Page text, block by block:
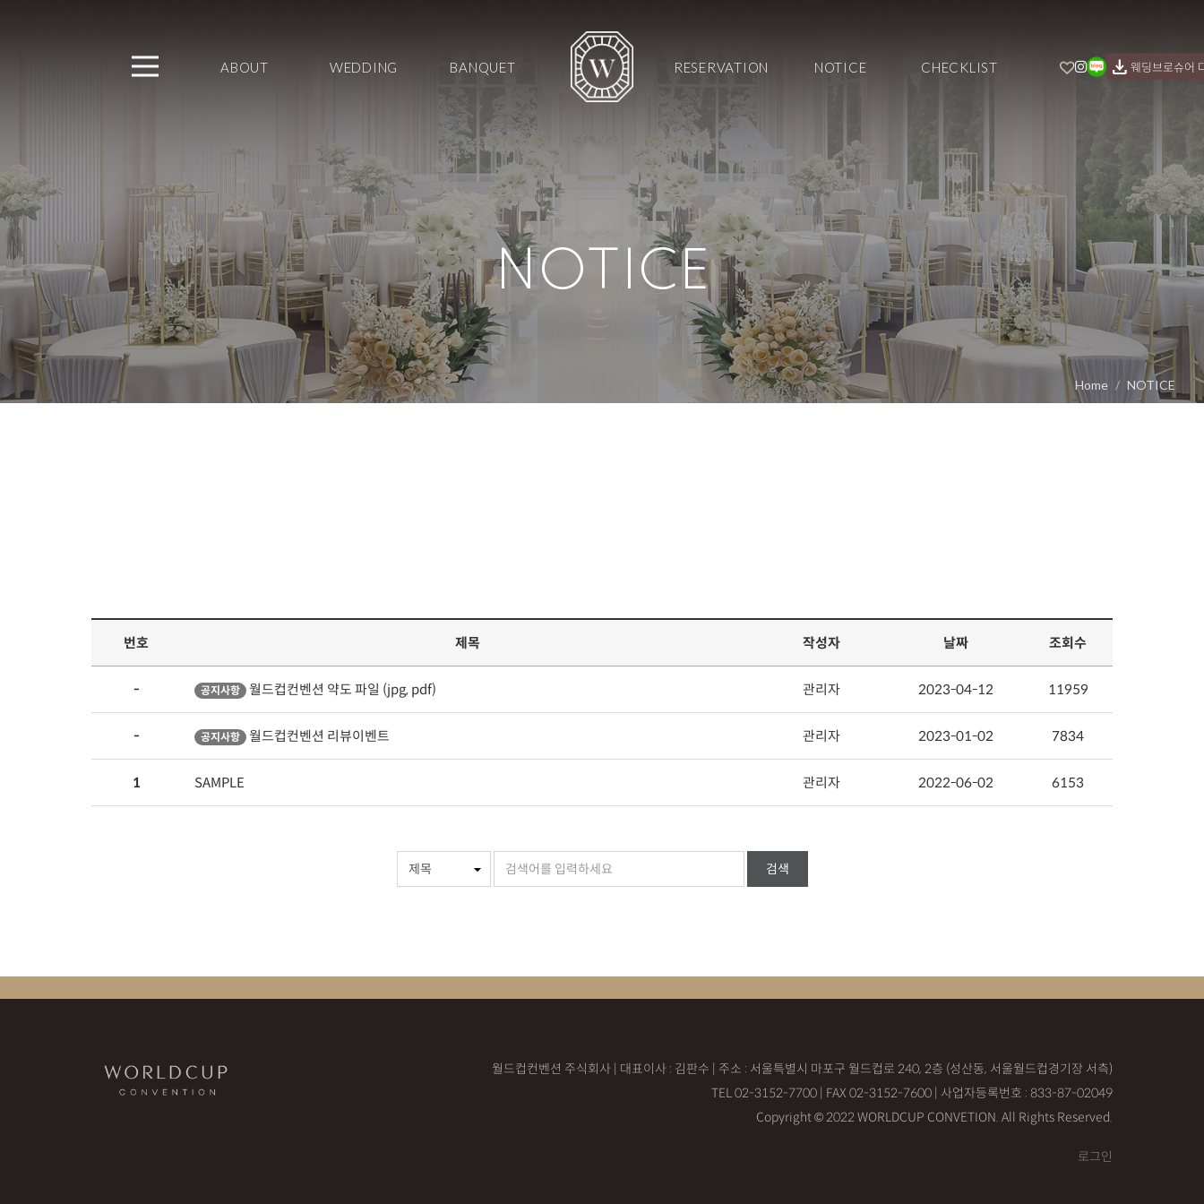
ABOUT WEDDING BANQUET RESERVATION NOTICE CHECKLIST download 웨딩브로슈어
NOTICE
Home NOTICE
번호 제목 작성자 날짜 조회수
- 공지사항 월드컵컨벤션 약도 파일 (jpg, pdf) 관리자 2023-04-12 11959
- 공지사항 월드컵컨벤션 리뷰이벤트 관리자 2023-01-02 7834
1 SAMPLE 관리자 2022-06-02 6153
검색
월드컵컨벤션 주식회사 | 대표이사 : 김판수 | 주소 : 서울특별시 마포구 월드컵로 240, 2층 (성산동, 서울월드컵경기장 서측)
TEL 02-3152-7700 | FAX 02-3152-7600 | 사업자등록번호 : 833-87-02049
Copyright © 2022 WORLDCUP CONVETION. All Rights Reserved.
로그인